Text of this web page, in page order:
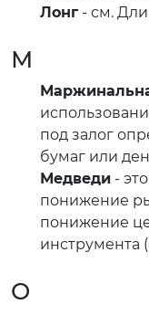
Лонг - см.
М
под залог
бумаг или
Медведи -
понижение
понижение
инструмента
О